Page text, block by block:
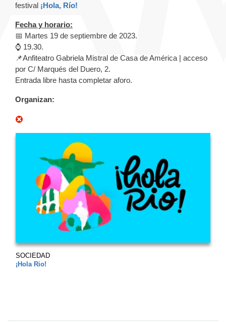
festival ¡Hola, Río!
Fecha y horario:
📅 Martes 19 de septiembre de 2023.
⌚ 19.30.
📌Anfiteatro Gabriela Mistral de Casa de América | acceso
por C/ Marqués del Duero, 2.
Entrada libre hasta completar aforo.
Organizan:
SOCIEDAD
¡Hola Rio!